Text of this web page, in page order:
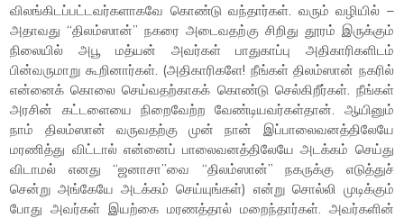
விலங்கிடப்பட்டவர்களாகவே கொண்டு வந்தார்கள். வரும் வழியில் –
அதாவது “திலம்ஸான்” நகரை அடைவதற்கு சிறிது தூரம் இருக்கும்
நிலையில் அபூ மத்யன் அவர்கள் பாதுகாப்பு அதிகாரிகளிடம்
பின்வருமாறு கூறினார்கள். (அதிகாரிகளே! நீங்கள் திலம்ஸான் நகரில்
என்னைக் கொலை செய்வதற்காகக் கொண்டு செல்கிறீர்கள். நீங்கள்
அரசின் கட்டளையை நிறைவேற்ற வேண்டியவர்கள்தான். ஆயினும்
நாம் திலம்ஸான் வருவதற்கு முன் நான் இப்பாலைவனத்திலேயே
மரணித்து விட்டால் என்னைப் பாலைவனத்திலேயே அடக்கம் செய்து
விடாமல் எனது “ஜனாசா”வை “திலம்ஸான்” நகருக்கு எடுத்துச்
சென்று அங்கேயே அடக்கம் செய்யுங்கள்) என்று சொல்லி முடிக்கும்
போது அவர்கள் இயற்கை மரணத்தால் மறைந்தார்கள். அவர்களின்